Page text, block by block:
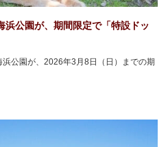
浜公園が、期間限定で「特設ドッ
公園が、2026年3月8日（日）までの期